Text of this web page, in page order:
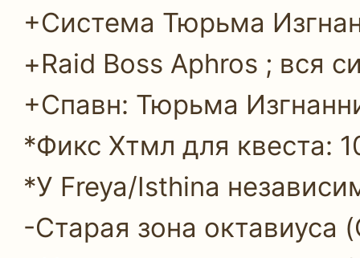
+Система Тюрьма
+Raid Boss Aphros ; вся
+Спавн: Тюрьма
*Фикс Хтмл для квеста:
*У Freya/Isthina
-Старая зона октавиуса